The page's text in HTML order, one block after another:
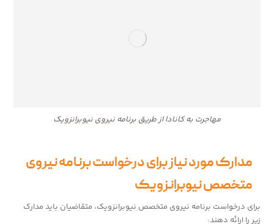
مهاجرت به کانادا از طریق برنامه نیروی نیوبرانزویک
مدارک مورد نیاز برای درخواست برنامه نیروی
متخصص نیوبرانزویک
برای درخواست برنامه نیروی متخصص نیوبرانزویک، متقاضیان باید مدارک
زیر را ارائه دهند: